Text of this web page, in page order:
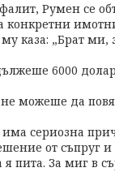
Румен се
конкретни
каза: „Брат
6000
можеше да
има сериозна
от съпруг
пита. За миг в